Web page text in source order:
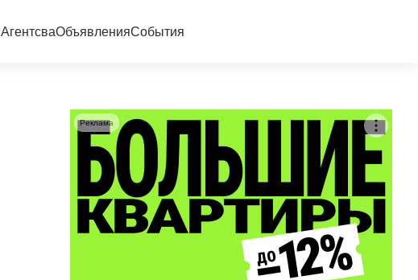
АгентсваОбъявленияСобытия
Реклама